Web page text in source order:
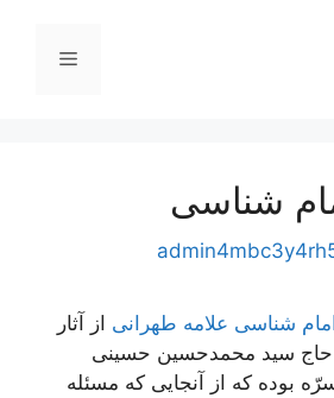
فهرست
شناسی
شناسی علامه طهرانی از آثار
حاج سید محمد‌حسین حسینی
بوده که از آنجایی که مسئله